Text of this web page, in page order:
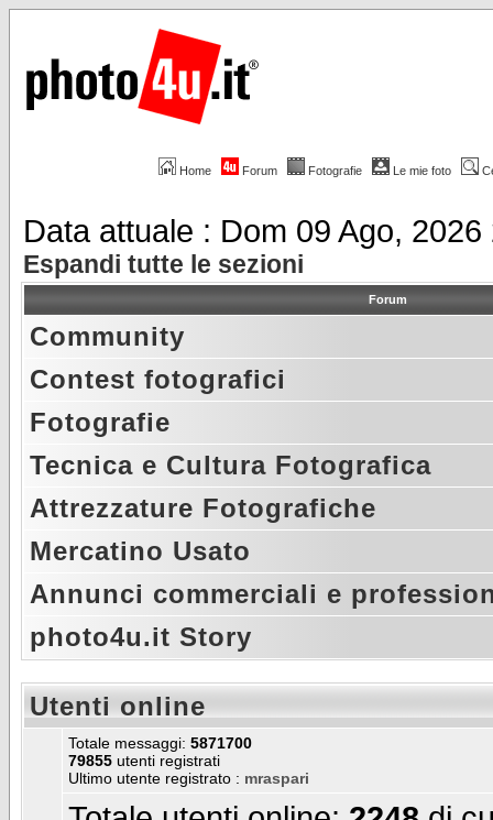
Home Forum Fotografie Le mie foto
Data attuale : Dom 09 Ago, 2026
Espandi tutte le sezioni
Forum
Community
Contest fotografici
Fotografie
Tecnica e Cultura Fotografica
Attrezzature Fotografiche
Mercatino Usato
Annunci commerciali e
photo4u.it Story
Utenti online
Totale messaggi: 5871700
79855 utenti registrati
Ultimo utente registrato : mraspari